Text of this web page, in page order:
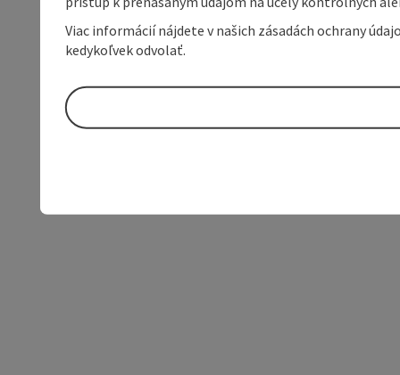
Viac informácií nájdete v našich zásadách ochrany
kedykoľvek odvolať.